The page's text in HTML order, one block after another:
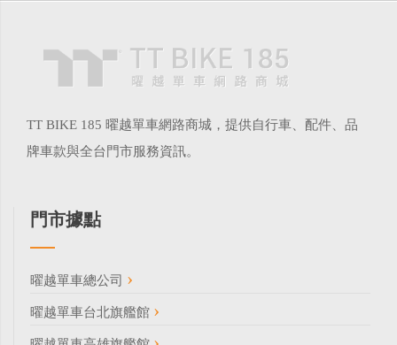
TT BIKE 185 曜越單車網路商城，提供自行車、配件、品
牌車款與全台門市服務資訊。
門市據點
曜越單車總公司
曜越單車台北旗艦館